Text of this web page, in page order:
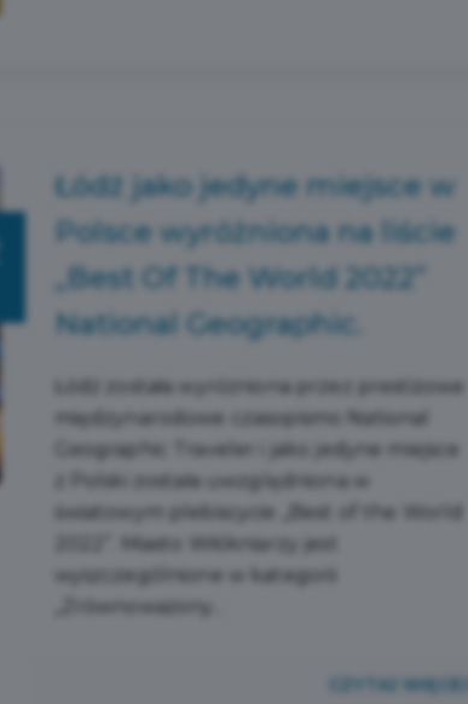
Łódź jako jedyne miejsce w
Polsce wyróżniona na liście
„Best Of The World 2022”
National Geographic.
Łódź została wyróżniona przez prestiżowe
międzynarodowe czasopismo National
Geographic Traveler i jako jedyne miejsce
z Polski została uwzględniona w
światowym plebiscycie „Best of the World
2022”. Miasto Włókniarzy jest
wyszczególnione w kategorii
„Zrównoważony...
CZYTAJ WIĘCEJ